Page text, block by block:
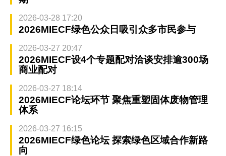
2026-03-28 17:20
2026MIECF绿色公众日吸引众多市民参与
2026-03-27 20:47
2026MIECF设4个专题配对洽谈安排逾300场
商业配对
2026-03-27 18:14
2026MIECF论坛环节 聚焦重塑固体废物管理
体系
2026-03-27 16:15
2026MIECF绿色论坛 探索绿色区域合作新路
向